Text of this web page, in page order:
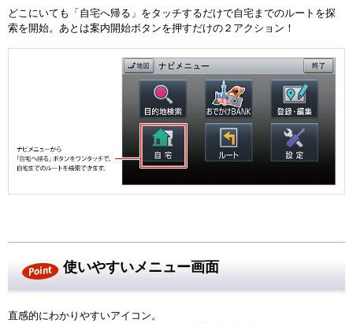
どこにいても「自宅へ帰る」をタッチするだけで自宅までのルートを探
索を開始。あとは案内開始ボタンを押すだけの２アクション！
使いやすいメニュー画面
直感的にわかりやすいアイコン。